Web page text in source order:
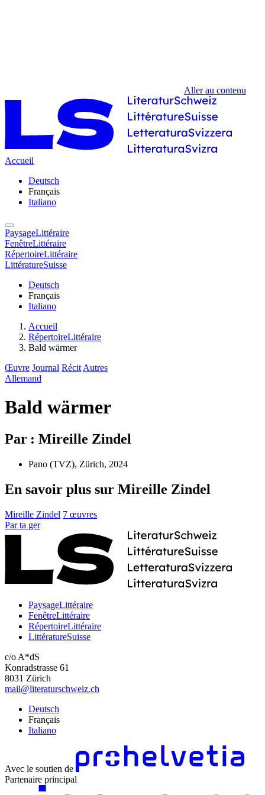
Aller au contenu
Accueil
Deutsch
Français
Italiano
PaysageLittéraire
FenêtreLittéraire
RépertoireLittéraire
LittératureSuisse
Deutsch
Français
Italiano
Accueil
RépertoireLittéraire
Bald wärmer
Œuvre Journal Récit Autres
Allemand
Bald wärmer
Par : Mireille Zindel
Pano (TVZ), Zürich, 2024
En savoir plus sur Mireille Zindel
Mireille Zindel 7 œuvres
Par ta ger
PaysageLittéraire
FenêtreLittéraire
RépertoireLittéraire
LittératureSuisse
c/o A*dS
Konradstrasse 61
8031 Zürich
mail@literaturschweiz.ch
Deutsch
Français
Italiano
Avec le soutien de
Partenaire principal